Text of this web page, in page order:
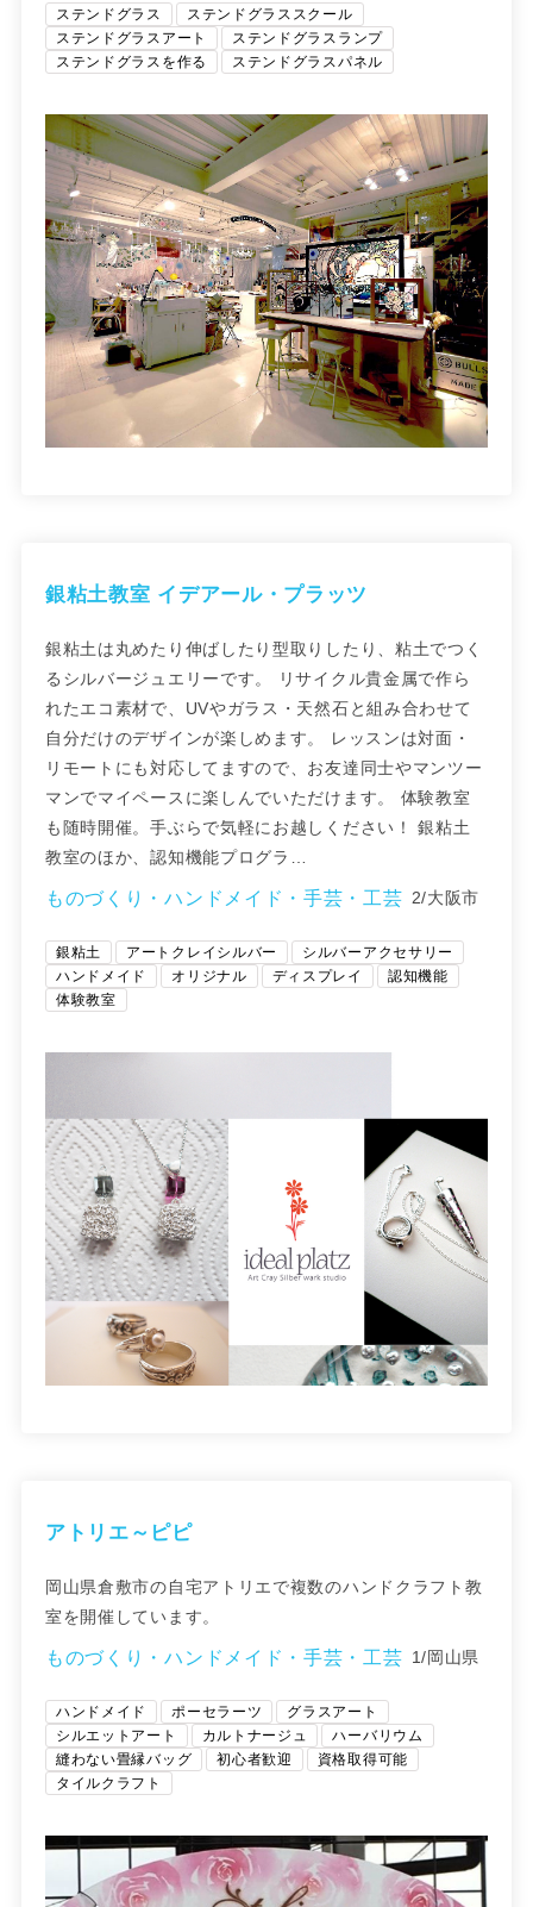
ステンドグラス
ステンドグラススクール
ステンドグラスアート
ステンドグラスランプ
ステンドグラスを作る
ステンドグラスパネル
銀粘土教室 イデアール・プラッツ
銀粘土は丸めたり伸ばしたり型取りしたり、粘土でつく
るシルバージュエリーです。 リサイクル貴金属で作ら
れたエコ素材で、UVやガラス・天然石と組み合わせて
自分だけのデザインが楽しめます。 レッスンは対面・
リモートにも対応してますので、お友達同士やマンツー
マンでマイペースに楽しんでいただけます。 体験教室
も随時開催。手ぶらで気軽にお越しください！ 銀粘土
教室のほか、認知機能プログラ…
ものづくり・ハンドメイド・手芸・工芸 2/大阪市
銀粘土 アートクレイシルバー
シルバーアクセサリー
ハンドメイド
オリジナル ディスプレイ
認知機能
体験教室
アトリエ～ピピ
岡山県倉敷市の自宅アトリエで複数のハンドクラフト教
室を開催しています。
ものづくり・ハンドメイド・手芸・工芸 1/岡山県
ハンドメイド ポーセラーツ
グラスアート
シルエットアート
カルトナージュ
ハーバリウム
縫わない畳縁バッグ
初心者歓迎
資格取得可能
タイルクラフト